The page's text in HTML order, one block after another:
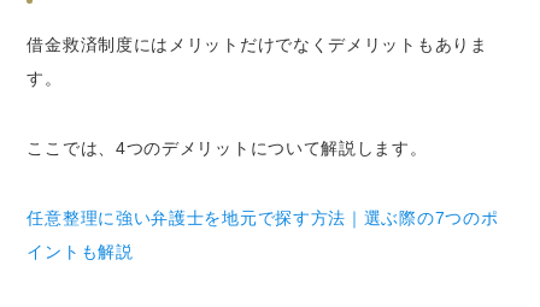
借金救済制度にはメリットだけでなくデメリットもありま
す。
ここでは、4つのデメリットについて解説します。
任意整理に強い弁護士を地元で探す方法｜選ぶ際の7つのポ
イントも解説